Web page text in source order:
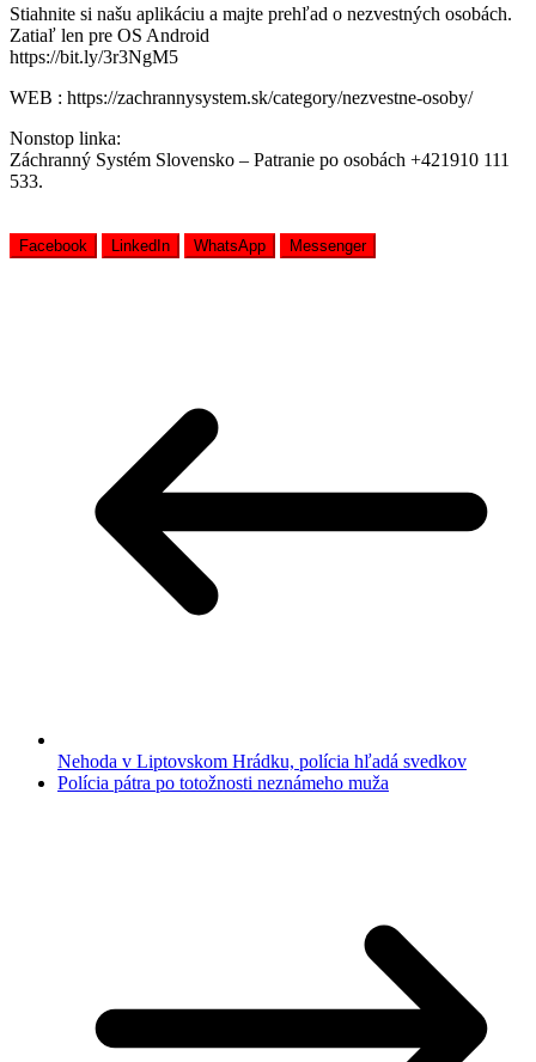
Stiahnite si našu aplikáciu a majte prehľad o nezvestných osobách.
Zatiaľ len pre OS Android
https://bit.ly/3r3NgM5
WEB : https://zachrannysystem.sk/category/nezvestne-osoby/
Nonstop linka:
Záchranný Systém Slovensko – Patranie po osobách +421910 111
533.
Facebook LinkedIn WhatsApp Messenger
Nehoda v Liptovskom Hrádku, polícia hľadá svedkov
Polícia pátra po totožnosti neznámeho muža